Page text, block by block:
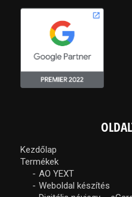
Kezdőlap
Termékek
AO YEXT
Weboldal készítés